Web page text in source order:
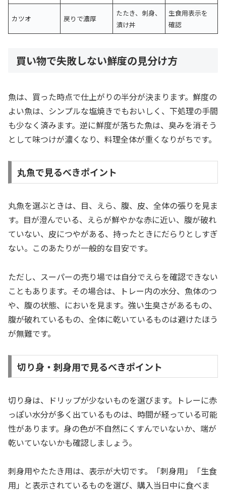
カツオ 戻りで濃厚
たたき、刺身、
漬け丼
生食用表示を
確認
買い物で失敗しない鮮度の見分け方
魚は、買った時点で仕上がりの半分が決まります。鮮度の
よい魚は、シンプルな塩焼きでもおいしく、下処理の手間
も少なく済みます。逆に鮮度が落ちた魚は、臭みを消そう
として味つけが濃くなり、料理全体が重くなりがちです。
丸魚で見るべきポイント
丸魚を選ぶときは、目、えら、腹、皮、全体の張りを見ま
す。目が澄んでいる、えらが鮮やかな赤に近い、腹が破れ
ていない、皮につやがある、持ったときにだらりとしすぎ
ない。このあたりが一般的な目安です。
ただし、スーパーの売り場では自分でえらを確認できない
こともあります。その場合は、トレー内の水分、魚体のつ
や、腹の状態、においを見ます。強い生臭さがあるもの、
腹が破れているもの、全体に乾いているものは避けたほう
が無難です。
切り身・刺身用で見るべきポイント
切り身は、ドリップが少ないものを選びます。トレーに赤
っぽい水分が多く出ているものは、時間が経っている可能
性があります。身の色が不自然にくすんでいないか、端が
乾いていないかも確認しましょう。
刺身用やたたき用は、表示が大切です。「刺身用」「生食
用」と表示されているものを選び、購入当日中に食べま